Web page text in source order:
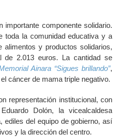
importante componente solidario.
toda la comunidad educativa y a
alimentos y productos solidarios,
de 2.013 euros. La cantidad se
Ainara “Sigues brillando”,
cáncer de mama triple negativo.
representación institucional, con
Dolón, la vicealcaldesa
ediles del equipo de gobierno, así
y la dirección del centro.